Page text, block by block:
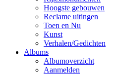
Hoogste gebouwen
Reclame uitingen
Toen en Nu
Kunst
Verhalen/Gedichten
Albums
Albumoverzicht
Aanmelden